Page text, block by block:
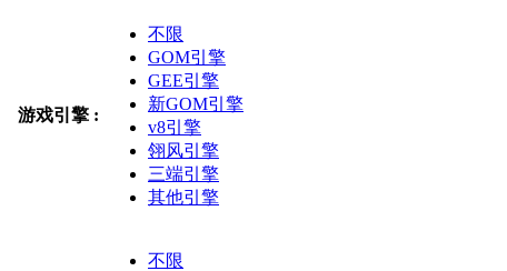
游戏引擎 :
不限
GOM引擎
GEE引擎
新GOM引擎
v8引擎
翎风引擎
三端引擎
其他引擎
不限